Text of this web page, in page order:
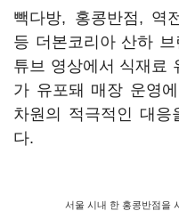
빽다방, 홍콩반점, 역
등 더본코리아 산하
튜브 영상에서 식재료
가 유포돼 매장 운영
차원의 적극적인 대응
다.
서울 시내 한 홍콩반점을